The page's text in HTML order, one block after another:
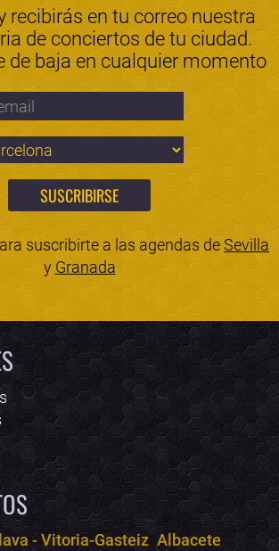
recibirás en tu correo nuestra
de conciertos de tu ciudad.
de baja en cualquier momento
suscribirte a las agendas deSevilla
y Granada
- Vitoria-Gasteiz Albacete